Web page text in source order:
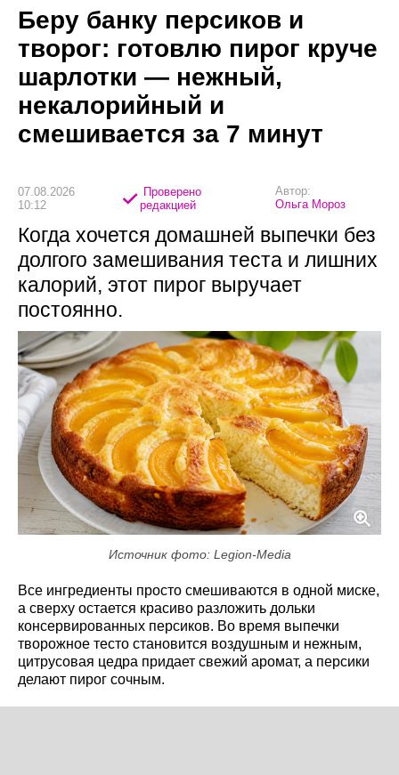
Беру банку персиков и
творог: готовлю пирог круче
шарлотки — нежный,
некалорийный и
смешивается за 7 минут
07.08.2026
10:12
Проверено
редакцией
Автор:
Ольга Мороз
Когда хочется домашней выпечки без
долгого замешивания теста и лишних
калорий, этот пирог выручает
постоянно.
Источник фото: Legion-Media
Все ингредиенты просто смешиваются в одной миске,
а сверху остается красиво разложить дольки
консервированных персиков. Во время выпечки
творожное тесто становится воздушным и нежным,
цитрусовая цедра придает свежий аромат, а персики
делают пирог сочным.